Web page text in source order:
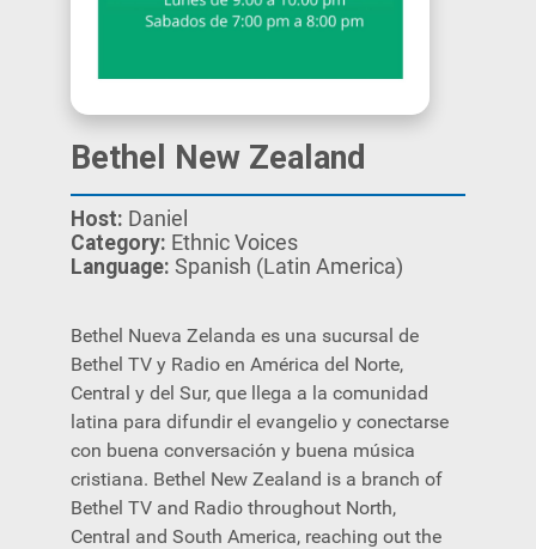
Bethel New Zealand
Host: Daniel
Category: Ethnic Voices
Language: Spanish (Latin America)
Bethel Nueva Zelanda es una sucursal de
Bethel TV y Radio en América del Norte,
Central y del Sur, que llega a la comunidad
latina para difundir el evangelio y conectarse
con buena conversación y buena música
cristiana. Bethel New Zealand is a branch of
Bethel TV and Radio throughout North,
Central and South America, reaching out the